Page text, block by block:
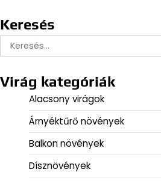
Keresés
Keresés:
Virág kategóriák
Alacsony virágok
Árnyéktűrő növények
Balkon növények
Dísznövények